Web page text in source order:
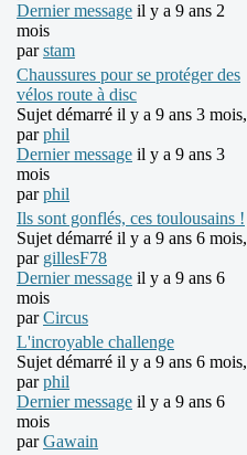
Dernier message il y a 9 ans 2
mois
parstam
Chaussures pour se protéger des
vélos route à disc
Sujet démarré il y a 9 ans 3 mois,
parphil
Dernier message il y a 9 ans 3
mois
parphil
Ils sont gonflés, ces toulousains !
Sujet démarré il y a 9 ans 6 mois,
par gillesF78
Dernier message il y a 9 ans 6
mois
parCircus
L'incroyable challenge
Sujet démarré il y a 9 ans 6 mois,
parphil
Dernier message il y a 9 ans 6
mois
parGawain